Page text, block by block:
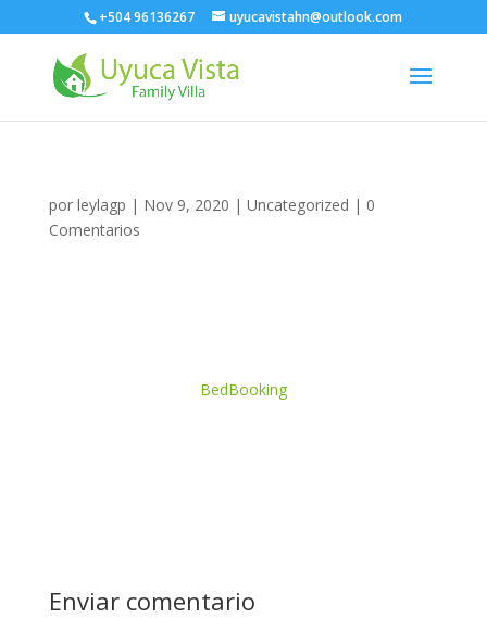
+504 96136267 uyucavistahn@outlook.com
por leylagp | Nov 9, 2020 | Uncategorized | 0
Comentarios
BedBooking
Enviar comentario